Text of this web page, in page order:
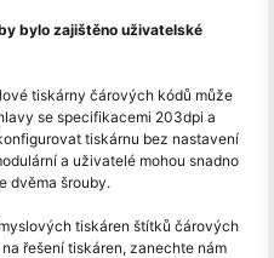
bylo zajištěno uživatelské
tiskárny čárových kódů může
se specifikacemi 203dpi a
tiskárnu bez nastavení
a uživatelé mohou snadno
dvěma šrouby.
tiskáren štítků čárových
řešení tiskáren, zanechte nám